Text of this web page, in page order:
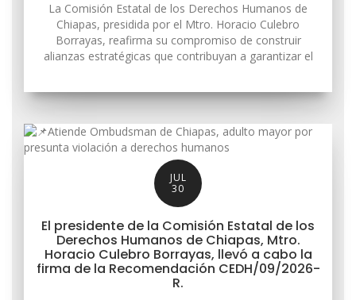
La Comisión Estatal de los Derechos Humanos de
Chiapas, presidida por el Mtro. Horacio Culebro
Borrayas, reafirma su compromiso de construir
alianzas estratégicas que contribuyan a garantizar el
JUL
30
El presidente de la Comisión Estatal de los
Derechos Humanos de Chiapas, Mtro.
Horacio Culebro Borrayas, llevó a cabo la
firma de la Recomendación CEDH/09/2026-
R.